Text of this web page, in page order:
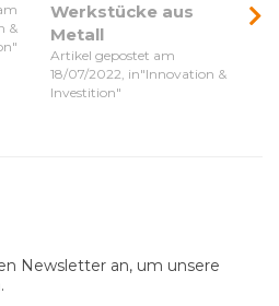
&
Werkstücke aus
Metall
Artikel gepostet am
18/07/2022, in"Innovation &
Investition"
Newsletter an, um unsere